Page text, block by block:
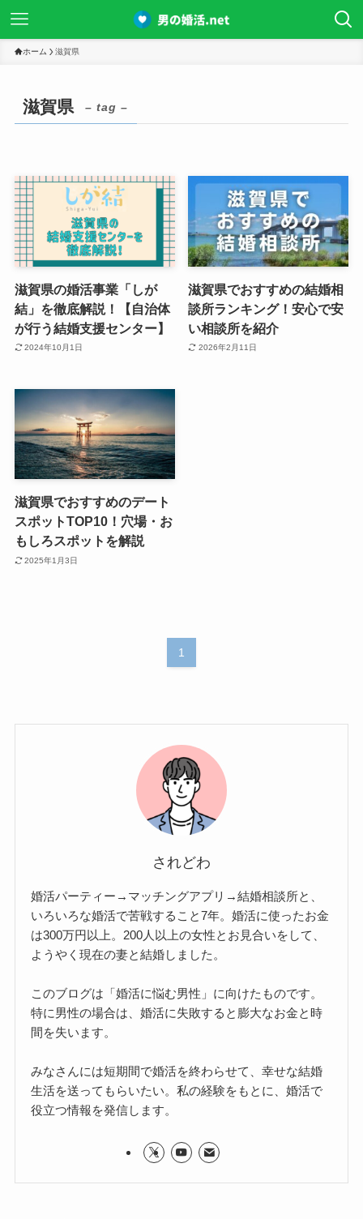
ホーム 滋賀県
滋賀県 – tag –
滋賀県の婚活事業「しが
結」を徹底解説！【自治体
が行う結婚支援センター】
2024年10月1日
滋賀県でおすすめの結婚相
談所ランキング！安心で安
い相談所を紹介
2026年2月11日
滋賀県でおすすめのデート
スポットTOP10！穴場・お
もしろスポットを解説
2025年1月3日
1
されどわ
婚活パーティー→マッチングアプリ→結婚相談所と、
いろいろな婚活で苦戦すること7年。婚活に使ったお金
は300万円以上。200人以上の女性とお見合いをして、
ようやく現在の妻と結婚しました。
このブログは「婚活に悩む男性」に向けたものです。
特に男性の場合は、婚活に失敗すると膨大なお金と時
間を失います。
みなさんには短期間で婚活を終わらせて、幸せな結婚
生活を送ってもらいたい。私の経験をもとに、婚活で
役立つ情報を発信します。